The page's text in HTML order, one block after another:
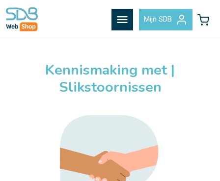
menu Mijn SDB
Kennismaking met |
Slikstoornissen